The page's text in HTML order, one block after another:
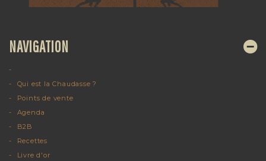
NAVIGATION
Qui est la Chaudasse ?
Points de vente
Agenda
B2B
Recettes
Livre d'or